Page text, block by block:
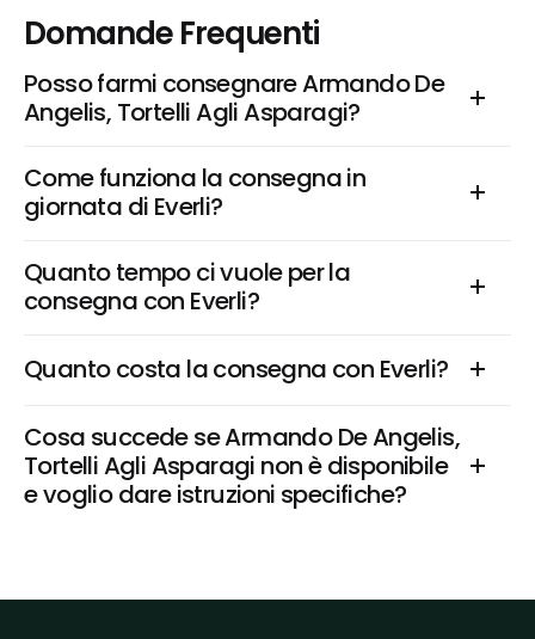
Domande Frequenti
Posso farmi consegnare Armando De
Angelis, Tortelli Agli Asparagi?
Come funziona la consegna in
giornata di Everli?
Quanto tempo ci vuole per la
consegna con Everli?
Quanto costa la consegna con Everli?
Cosa succede se Armando De Angelis,
Tortelli Agli Asparagi non è disponibile
e voglio dare istruzioni specifiche?